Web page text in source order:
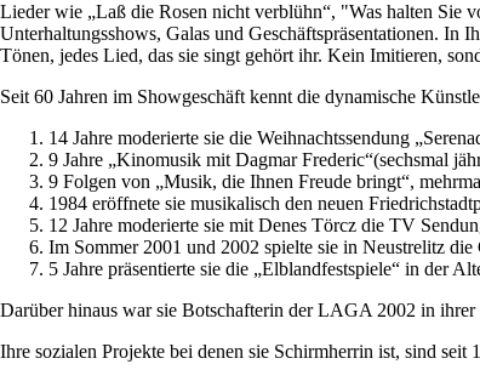
Lieder wie „Laß die Rosen nicht verblühn“, "Was halten Sie
Unterhaltungsshows, Galas und Geschäftspräsentationen. In
Tönen, jedes Lied, das sie singt gehört ihr. Kein Imitieren,
Seit 60 Jahren im Showgeschäft kennt die dynamische
14 Jahre moderierte sie die Weihnachtssendung
9 Jahre „Kinomusik mit Dagmar Frederic“(sechsmal
9 Folgen von „Musik, die Ihnen Freude bringt“,
1984 eröffnete sie musikalisch den neuen
12 Jahre moderierte sie mit Denes Törcz die TV
Im Sommer 2001 und 2002 spielte sie in Neustrelitz
5 Jahre präsentierte sie die „Elblandfestspiele“ in der
Darüber hinaus war sie Botschafterin der LAGA 2002 in ihrer
Ihre sozialen Projekte bei denen sie Schirmherrin ist, sind